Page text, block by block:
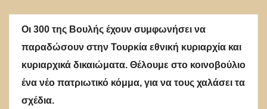
Οι 300 της Βουλής έχουν συμφωνήσει να
παραδώσουν στην Τουρκία εθνική κυριαρχία και
κυριαρχικά δικαιώματα. Θέλουμε στο κοινοβούλιο
ένα νέο πατριωτικό κόμμα, για να τους χαλάσει τα
σχέδια.